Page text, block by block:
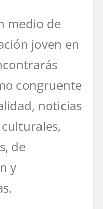
medio de
joven en
congruente
noticias
de
y